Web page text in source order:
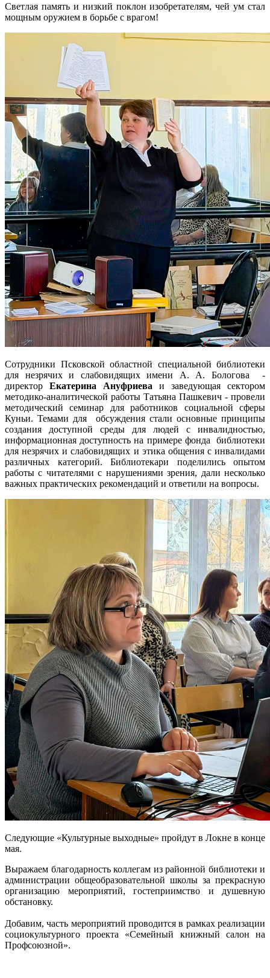
Светлая память и низкий поклон изобретателям, чей ум стал
мощным оружием в борьбе с врагом!
Сотрудники Псковской областной специальной библиотеки
для незрячих и слабовидящих имени А. А. Бологова -
директор Екатерина Ануфриева и заведующая сектором
методико-аналитической работы Татьяна Пашкевич - провели
методический семинар для работников социальной сферы
Куньи. Темами для обсуждения стали основные принципы
создания доступной среды для людей с инвалидностью,
информационная доступность на примере фонда библиотеки
для незрячих и слабовидящих и этика общения с инвалидами
различных категорий. Библиотекари поделились опытом
работы с читателями с нарушениями зрения, дали несколько
важных практических рекомендаций и ответили на вопросы.
Следующие «Культурные выходные» пройдут в Локне в конце
мая.
Выражаем благодарность коллегам из районной библиотеки и
администрации общеобразовательной школы за прекрасную
организацию мероприятий, гостеприимство и душевную
обстановку.
Добавим, часть мероприятий проводится в рамках реализации
социокультурного проекта «Семейный книжный салон на
Профсоюзной».